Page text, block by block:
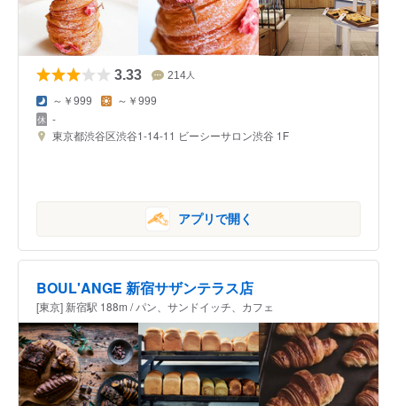
3.33 214人
～￥999 ～￥999
-
東京都渋谷区渋谷1-14-11 ビーシーサロン渋谷 1F
アプリで開く
BOUL'ANGE 新宿サザンテラス店
[東京] 新宿駅 188m / パン、サンドイッチ、カフェ